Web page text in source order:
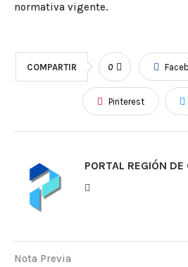
normativa vigente.
COMPARTIR 0
Pinterest
PORTAL REGIÓN DE
Nota Previa